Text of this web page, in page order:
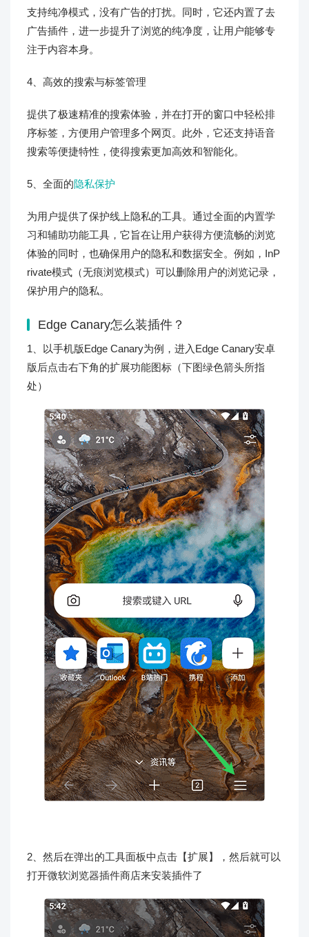
支持纯净模式，没有广告的打扰。同时，它还内置了去
广告插件，进一步提升了浏览的纯净度，让用户能够专
注于内容本身。
4、高效的搜索与标签管理
提供了极速精准的搜索体验，并在打开的窗口中轻松排
序标签，方便用户管理多个网页。此外，它还支持语音
搜索等便捷特性，使得搜索更加高效和智能化。
5、全面的隐私保护
为用户提供了保护线上隐私的工具。通过全面的内置学
习和辅助功能工具，它旨在让用户获得方便流畅的浏览
体验的同时，也确保用户的隐私和数据安全。例如，InP
rivate模式（无痕浏览模式）可以删除用户的浏览记录，
保护用户的隐私。
Edge Canary怎么装插件？
1、以手机版Edge Canary为例，进入Edge Canary安卓
版后点击右下角的扩展功能图标（下图绿色箭头所指
处）
2、然后在弹出的工具面板中点击【扩展】，然后就可以
打开微软浏览器插件商店来安装插件了